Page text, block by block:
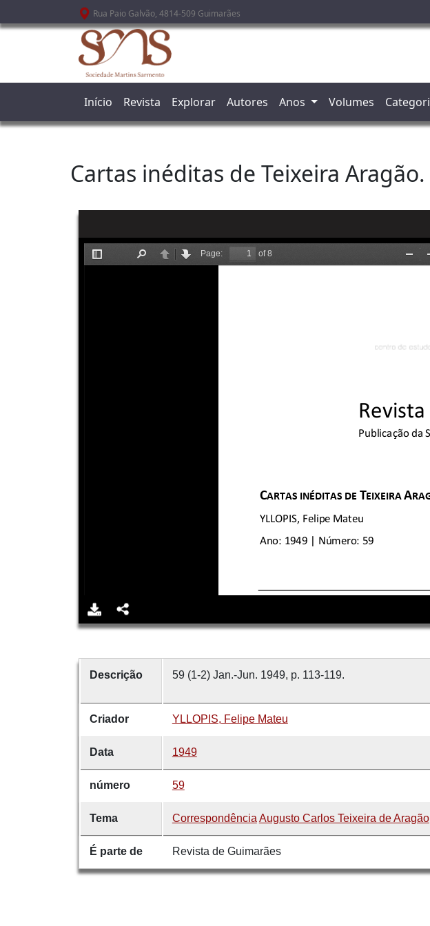
Passar para o conteúdo principal
Rua Paio Galvão, 4814-509 Guimarães
Início Revista Explorar Autores Anos Volumes
Cartas inéditas de Teixeira Aragão.
Descrição 59 (1-2) Jan.-Jun. 1949, p. 113-119.
Criador YLLOPIS, Felipe Mateu
Data 1949
número 59
Tema Correspondência Augusto Carlos Teixeira de Aragão
É parte de Revista de Guimarães